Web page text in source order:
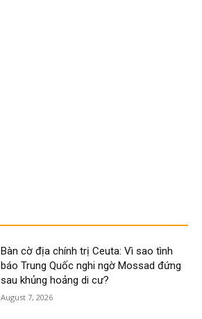
Bàn cờ địa chính trị Ceuta: Vì sao tình
báo Trung Quốc nghi ngờ Mossad đứng
sau khủng hoảng di cư?
August 7, 2026